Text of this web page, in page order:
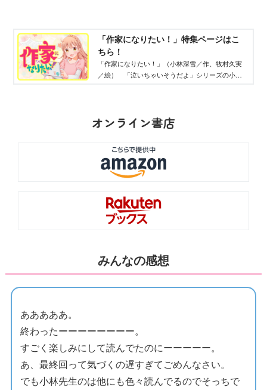
「作家になりたい！」特集ページはこ
ちら！
「作家になりたい！」（小林深雪／作、牧村久実
／絵） 「泣いちゃいそうだよ」シリーズの小林
オンライン書店
みんなの感想
あああああ。
終わったーーーーーーーー。
すごく楽しみにして読んでたのにーーーーー。
あ、最終回って気づくの遅すぎてごめんなさい。
でも小林先生のは他にも色々読んでるのでそっちで